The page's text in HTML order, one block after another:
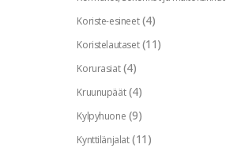
Koriste-esineet (4)
Koristelautaset (11)
Korurasiat (4)
Kruunupäät (4)
Kylpyhuone (9)
Kynttilänjalat (11)